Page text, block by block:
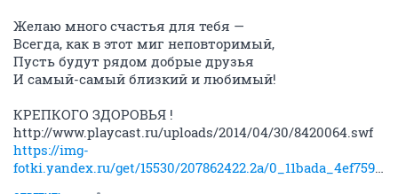
Желаю много счастья для тебя —
Всегда, как в этот миг неповторимый,
Пусть будут рядом добрые друзья
И самый-самый близкий и любимый!
​КРЕПКОГО ЗДОРОВЬЯ !​
​http://www.playcast.ru/uploads/2014/04/30/8420064.swf
https://img-
fotki.yandex.ru/get/15530/207862422.2a/0_11bada_4ef75963_orig